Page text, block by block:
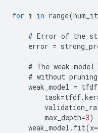
for i in range(
# Error of the
error =
# The weak model
# without pruning
weak_model = tfdf
task=tfdf.
max_depth=3)
weak_model . fit(x=